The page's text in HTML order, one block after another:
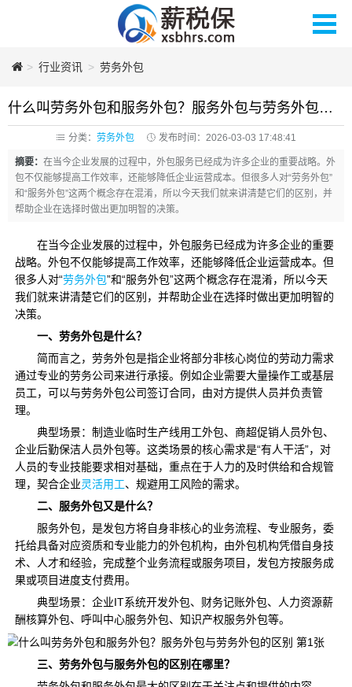
薪税保人力
> 行业资讯 > 劳务外包
什么叫劳务外包和服务外包？服务外包与劳务外包的区别
分类： 劳务外包 发布时间：2026-03-03 17:48:41
摘要： 在当今企业发展的过程中，外包服务已经成为许多企业的重要战略。外
包不仅能够提高工作效率，还能够降低企业运营成本。但很多人对“劳务外包”
和“服务外包”这两个概念存在混淆，所以今天我们就来讲清楚它们的区别，并
帮助企业在选择时做出更加明智的决策。
在当今企业发展的过程中，外包服务已经成为许多企业的重要
战略。外包不仅能够提高工作效率，还能够降低企业运营成本。但
很多人对“劳务外包”和“服务外包”这两个概念存在混淆，所以今天
我们就来讲清楚它们的区别，并帮助企业在选择时做出更加明智的
决策。
一、 劳务外包是什么？
简而言之，劳务外包是指企业将部分非核心岗位的劳动力需求
通过专业的劳务公司来进行承接。例如企业需要大量操作工或基层
员工，可以与劳务外包公司签订合同，由对方提供人员并负责管
理。
典型场景：制造业临时生产线用工外包、商超促销人员外包、
企业后勤保洁人员外包等。这类场景的核心需求是“有人干活”，对
人员的专业技能要求相对基础，重点在于人力的及时供给和合规管
理，契合企业灵活用工、规避用工风险的需求。
二、 服务外包又是什么？
服务外包，是发包方将自身非核心的业务流程、专业服务，委
托给具备对应资质和专业能力的外包机构，由外包机构凭借自身技
术、人才和经验，完成整个业务流程或服务项目，发包方按服务成
果或项目进度支付费用。
典型场景：企业IT系统开发外包、财务记账外包、人力资源薪
酬核算外包、呼叫中心服务外包、知识产权服务外包等。
三、 劳务外包与服务外包的区别在哪里？